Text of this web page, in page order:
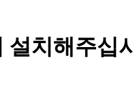
설치해주십